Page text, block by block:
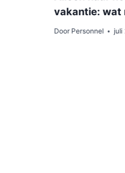
vakantie: wat
DoorPersonnel juli